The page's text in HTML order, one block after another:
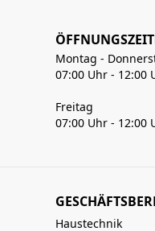
Montag -
07:00 Uhr - 12:00
Freitag
07:00 Uhr - 12:00
Haustechnik